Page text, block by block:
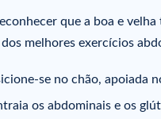
que a boa e
dos melhores exercícios
se no chão, apoiada
os abdominais e os